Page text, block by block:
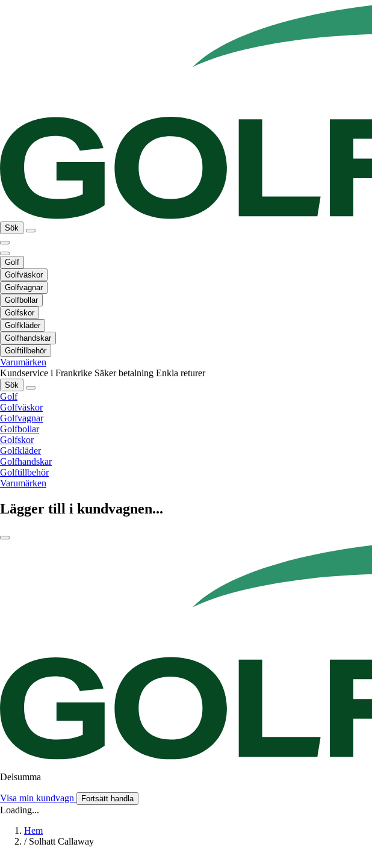
Sök
Golf
Golfväskor
Golfvagnar
Golfbollar
Golfskor
Golfkläder
Golfhandskar
Golftillbehör
Varumärken
Kundservice i Frankrike Säker betalning Enkla returer
Sök
Golf
Golfväskor
Golfvagnar
Golfbollar
Golfskor
Golfkläder
Golfhandskar
Golftillbehör
Varumärken
Lägger till i kundvagnen...
Delsumma
Visa min kundvagn Fortsätt handla
Loading...
Hem
/ Solhatt Callaway